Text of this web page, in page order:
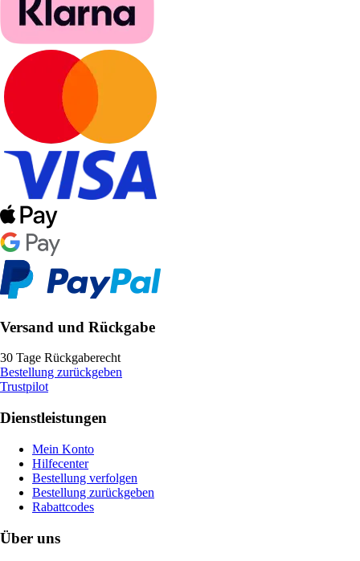
Versand und Rückgabe
30 Tage Rückgaberecht
Bestellung zurückgeben
Trustpilot
Dienstleistungen
Mein Konto
Hilfecenter
Bestellung verfolgen
Bestellung zurückgeben
Rabattcodes
Über uns